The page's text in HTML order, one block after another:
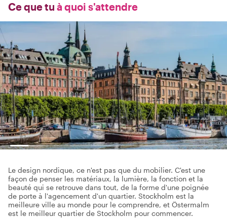
Ce que tu à quoi s'attendre
Le design nordique, ce n'est pas que du mobilier. C'est une
façon de penser les matériaux, la lumière, la fonction et la
beauté qui se retrouve dans tout, de la forme d'une poignée
de porte à l'agencement d'un quartier. Stockholm est la
meilleure ville au monde pour le comprendre, et Östermalm
est le meilleur quartier de Stockholm pour commencer.